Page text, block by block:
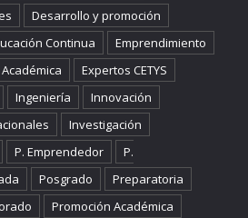
Desarrollo y promoción
Continua
Emprendimiento
Expertos CETYS
Ingeniería
Innovación
Investigación
P. Emprendedor
P.
Posgrado
Preparatoria
Promoción Académica